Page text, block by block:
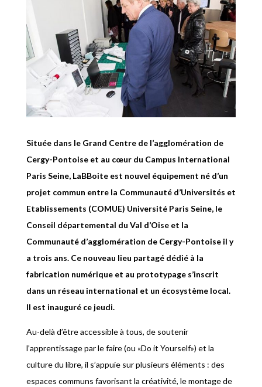
Située dans le Grand Centre de l’agglomération de
Cergy-Pontoise et au cœur du Campus International
Paris Seine, LaBBoite est nouvel équipement né d’un
projet commun entre la Communauté d’Universités et
Etablissements (COMUE) Université Paris Seine, le
Conseil départemental du Val d’Oise et la
Communauté d’agglomération de Cergy-Pontoise il y
a trois ans. Ce nouveau lieu partagé dédié à la
fabrication numérique et au prototypage s’inscrit
dans un réseau international et un écosystème local.
Il est inauguré ce jeudi.
Au-delà d’être accessible à tous, de soutenir
l’apprentissage par le faire (ou «Do it Yourself») et la
culture du libre, il s’appuie sur plusieurs éléments : des
espaces communs favorisant la créativité, le montage de